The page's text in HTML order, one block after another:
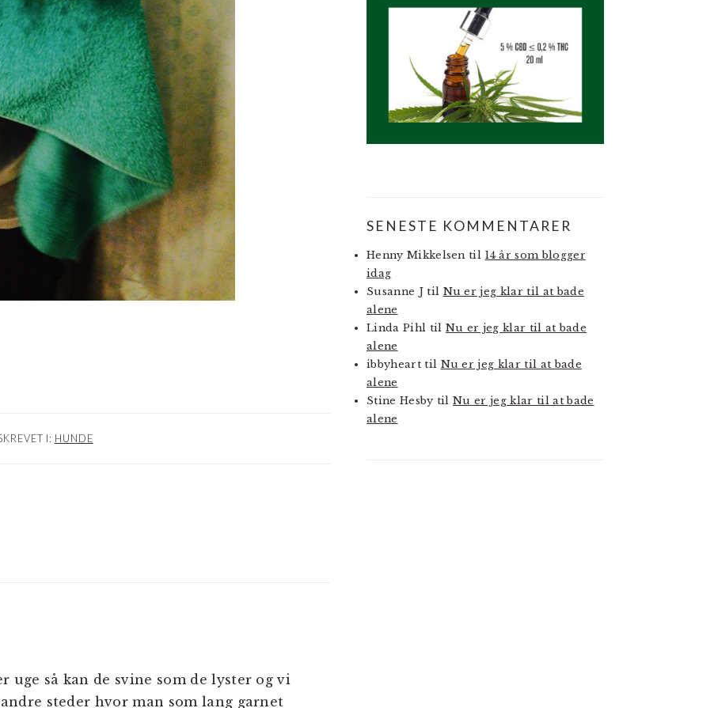
I: HUNDE
uge så kan de svine som de lyster og vi
steder hvor man som lang garnet
SENESTE KOMMENTARER
Henny Mikkelsen til 14 år som blogger
idag
Susanne Jtil Nu er jeg klar til at bade
alene
Linda Pihl til Nu er jeg klar til at bade
alene
ibbyhearttil Nu er jeg klar til at bade
alene
Stine Hesby tilNu er jeg klar til at bade
alene